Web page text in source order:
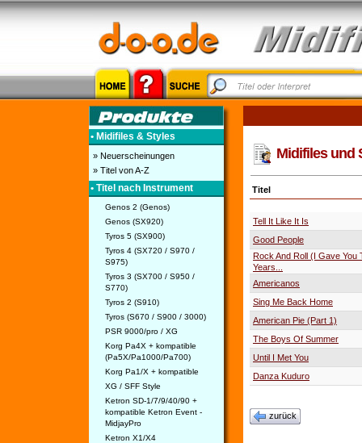
• Midifiles & Styles
» Neuerscheinungen
» Titel von A-Z
• Titel nach Instrument
Genos 2 (Genos)
Genos (SX920)
Tyros 5 (SX900)
Tyros 4 (SX720 / S970 /
S975)
Tyros 3 (SX700 / S950 /
S770)
Tyros 2 (S910)
Tyros (S670 / S900 / 3000)
PSR 9000/pro / XG
Korg Pa4X + kompatible
(Pa5X/Pa1000/Pa700)
Korg Pa1/X + kompatible
XG / SFF Style
Ketron SD-1/7/9/40/90 +
kompatible Ketron Event -
MidjayPro
Ketron X1/X4
Midifiles und
Titel
Tell It Like It Is
Good People
Rock And Roll (I Gave You
Years...
Americanos
Sing Me Back Home
American Pie (Part 1)
The Boys Of Summer
Until I Met You
Danza Kuduro
zurück